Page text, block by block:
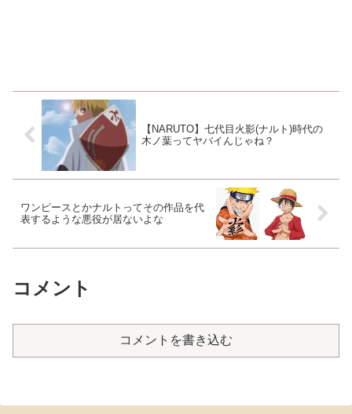
【NARUTO】七代目火影(ナルト)時代の
木ノ葉ってヤバイんじゃね？
ワンピースとかナルトってその作品を代
表するような悪役が居ないよな
コメント
コメントを書き込む